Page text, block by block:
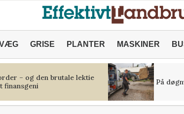
GRISE PLANTER MASKINER
– og den brutale lektie
finansgeni
På